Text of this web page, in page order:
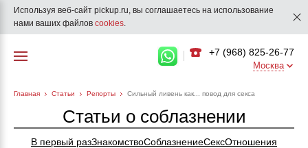
Используя веб-сайт pickup.ru, вы соглашаетесь на использование
нами ваших файлов cookies.
+7 (968) 825-26-77
Москва
Главная Статьи Репорты Сильный ливень как... повод для секса
Статьи о соблазнении
В первый разЗнакомствоСоблазнениеСексОтношения